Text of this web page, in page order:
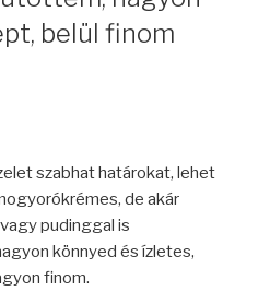
belül finom
szabhat határokat, lehet
de akár
pudinggal is
könnyed és ízletes,
finom.